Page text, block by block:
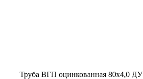
Труба ВГП оцинкованная 80х4,0 ДУ